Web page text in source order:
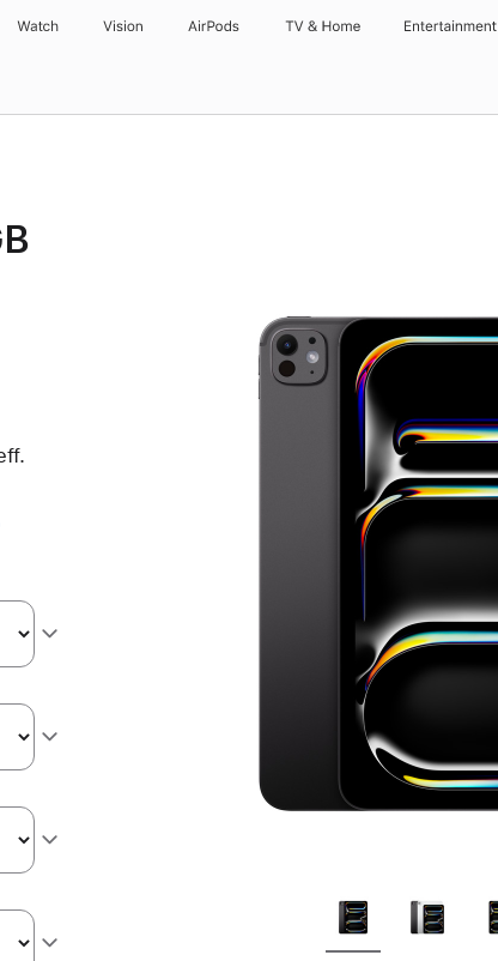
Watch Vision AirPods TV & Home Entertainment